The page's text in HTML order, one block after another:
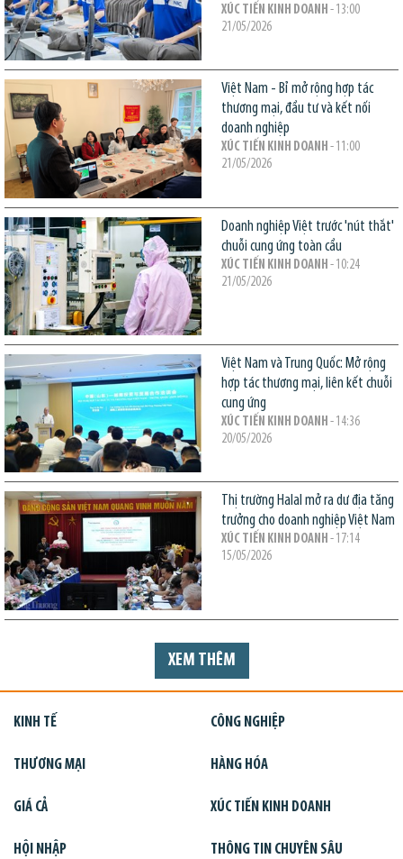
XÚC TIẾN KINH DOANH - 13:00
21/05/2026
Việt Nam - Bỉ mở rộng hợp tác
thương mại, đầu tư và kết nối
doanh nghiệp
XÚC TIẾN KINH DOANH - 11:00
21/05/2026
Doanh nghiệp Việt trước 'nút thắt'
chuỗi cung ứng toàn cầu
XÚC TIẾN KINH DOANH - 10:24
21/05/2026
Việt Nam và Trung Quốc: Mở rộng
hợp tác thương mại, liên kết chuỗi
cung ứng
XÚC TIẾN KINH DOANH - 14:36
20/05/2026
Thị trường Halal mở ra dư địa tăng
trưởng cho doanh nghiệp Việt Nam
XÚC TIẾN KINH DOANH - 17:14
15/05/2026
XEM THÊM
KINH TẾ CÔNG NGHIỆP
THƯƠNG MẠI HÀNG HÓA
GIÁ CẢ XÚC TIẾN KINH DOANH
HỘI NHẬP THÔNG TIN CHUYÊN SÂU